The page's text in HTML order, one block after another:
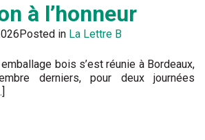
à l’honneur
Posted in La Lettre B
bois s’est réunie à Bordeaux,
derniers, pour deux journées